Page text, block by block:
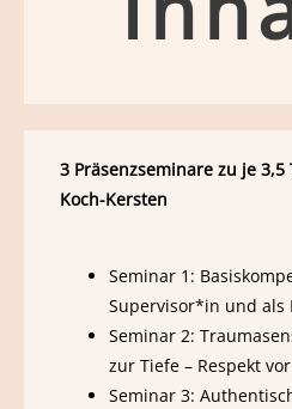
3 Präsenzseminare zu je
Koch-Kersten
Seminar 1:
Supervisor*in und als
Seminar 2:
zur Tiefe – Respekt
Seminar 3: